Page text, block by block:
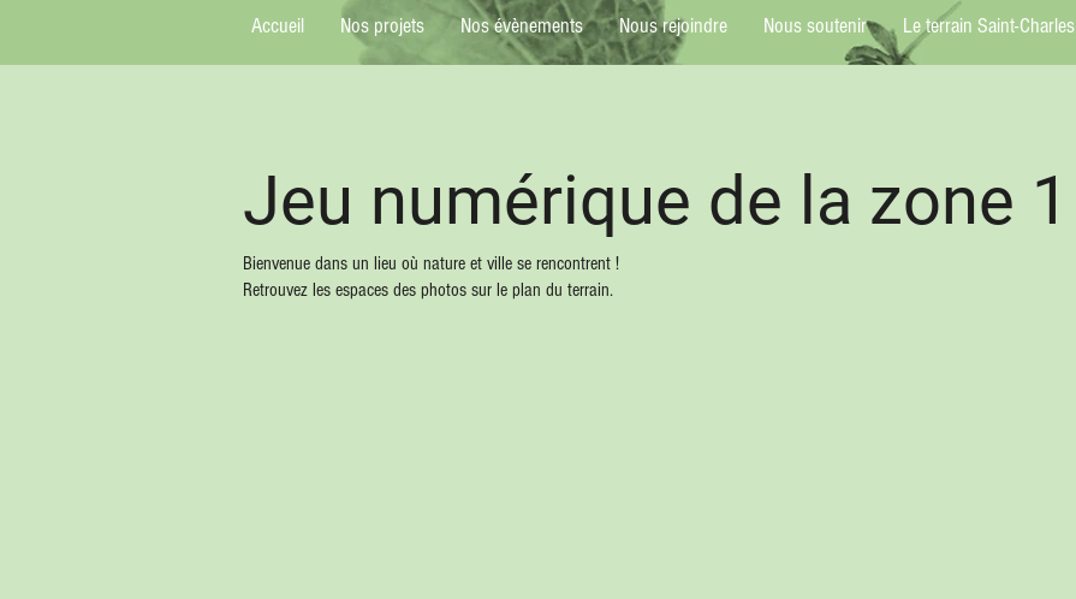
Accueil Nos projets Nos évènements Nous rejoindre Nous soutenir Le terrain Saint-Charles
Jeu numérique de la zone 1
Bienvenue dans un lieu où nature et ville se rencontrent !
Retrouvez les espaces des photos sur le plan du terrain.